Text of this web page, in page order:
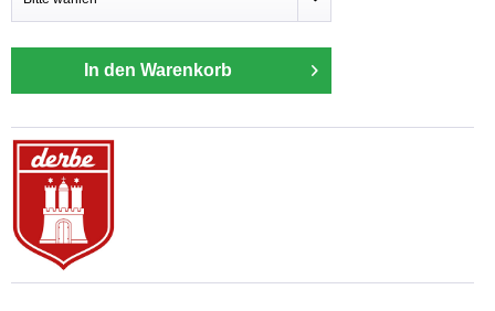
In den Warenkorb